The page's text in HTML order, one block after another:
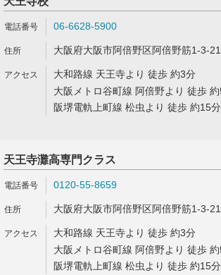
06-6628-5900
大阪府大阪市阿倍野区阿倍野筋1-3-
大和路線 天王寺より 徒歩 約3分
大阪メトロ谷町線 阿倍野より 徒歩
阪堺電軌上町線 松虫より 徒歩 約15分
天王寺灘高専門クラス
0120-55-8659
大阪府大阪市阿倍野区阿倍野筋1-3-
大和路線 天王寺より 徒歩 約3分
大阪メトロ谷町線 阿倍野より 徒歩
阪堺電軌上町線 松虫より 徒歩 約15分